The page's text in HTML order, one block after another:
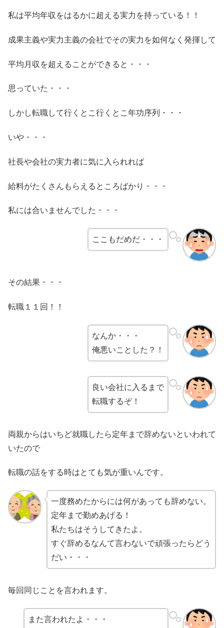
私は平均年収をはるかに超える実力を持っている！！
成果主義や実力主義の会社でその実力を如何なく発揮して
平均月収を超えることができると・・・
思っていた・・・
しかし転職して行くとこ行くとこ年功序列・・・
いや・・・
社長や会社の実力者に気に入られれば
給料がたくさんもらえるところばかり・・・
私には合いませんでした・・・
ここもだめだ・・・
その結果・・・
転職１１回！！
なんか・・・
俺悪いことした？！
良い会社に入るまで
転職するぞ！
両親からはいちど就職したら定年まで辞めないといわれて
いたので
転職の話をする時はとても気が重いんです。
一度務めたからには何があっても辞めない。
定年まで勤めあげる！
私たちはそうしてきたよ。
すぐ辞めるなんて言わないで頑張ったらどう
だい・・・
毎回同じことを言われます。
また言われたよ・・・